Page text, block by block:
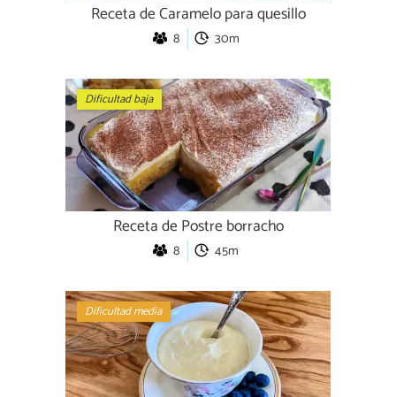
Receta de Caramelo para quesillo
8 30m
Dificultad baja
Receta de Postre borracho
8 45m
Dificultad media